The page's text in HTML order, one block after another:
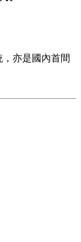
，亦是國內首間